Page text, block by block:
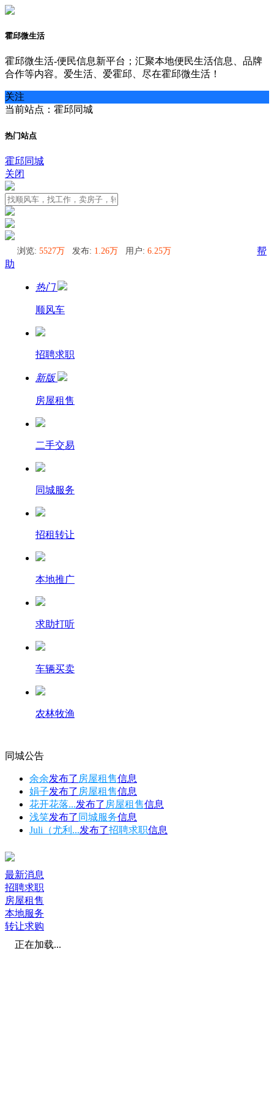
霍邱微生活
霍邱微生活-便民信息新平台；汇聚本地便民生活信息、品牌
合作等内容。爱生活、爱霍邱、尽在霍邱微生活！
关注
当前站点：霍邱同城
热门站点
霍邱同城
关闭
浏览: 5527万 发布: 1.26万 用户: 6.25万
帮
助
热门
顺风车
招聘求职
新版
房屋租售
二手交易
同城服务
招租转让
本地推广
求助打听
车辆买卖
农林牧渔
同城公告
余余发布了 房屋租售信息
娟子发布了 房屋租售信息
花开花落...发布了 房屋租售信息
浅笑发布了 同城服务信息
Juli（尤利...发布了招聘求职信息
最新消息
招聘求职
房屋租售
本地服务
转让求购
正在加载...